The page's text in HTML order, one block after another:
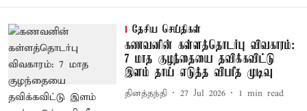
தேசிய செய்திகள்
கணவனின் கள்ளத்தொடர்பு விவகாரம்:
7 மாத குழந்தையை தவிக்கவிட்டு
இளம் தாய் எடுத்த விபரீத முடிவு
தினத்தந்தி 27 Jul 2026 1 min read